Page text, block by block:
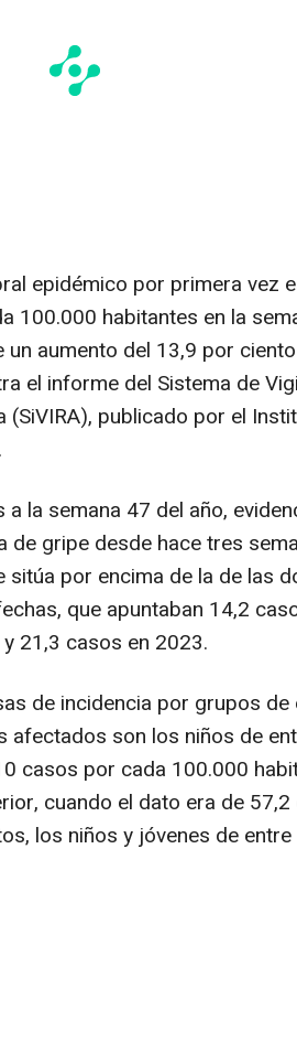
epidémico por primera vez
100.000 habitantes en la
un aumento del 13,9 por
el informe del Sistema de
publicado por el
la semana 47 del año,
de gripe desde hace tres
por encima de la de las
que apuntaban 14,2
21,3 casos en 2023.
de incidencia por grupos de
afectados son los niños de
casos por cada 100.000
cuando el dato era de
los niños y jóvenes de